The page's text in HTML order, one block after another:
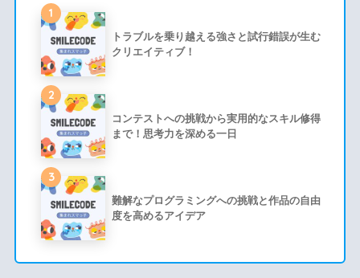
1
トラブルを乗り越える強さと試行錯誤が生む
クリエイティブ！
2
コンテストへの挑戦から実用的なスキル修得
まで！思考力を深める一日
3
難解なプログラミングへの挑戦と作品の自由
度を高めるアイデア